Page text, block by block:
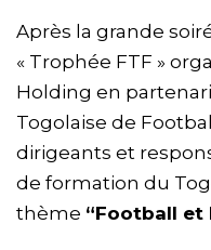
Après la grande
« Trophée FTF »
Holding en
Togolaise de
dirigeants et
de formation du
thème “Football et